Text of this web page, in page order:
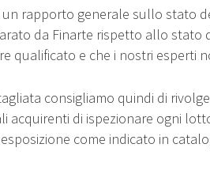
rapporto generale sullo stato
da Finarte rispetto allo stato
qualificato e che i nostri esperti
consigliamo quindi di
acquirenti di ispezionare ogni
come indicato in